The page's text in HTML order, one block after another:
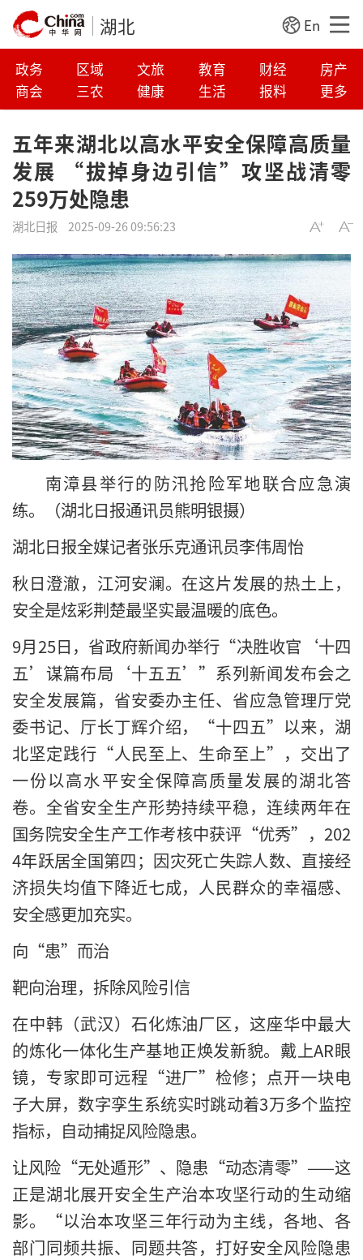
湖北 En
政务 区域 文旅 教育 财经
房产
商会
三农 健康 生活 报料 更多
五年来湖北以高水平安全保障高质量
发展 “拔掉身边引信”攻坚战清零
259万处隐患
湖北日报 2025-09-26 09:56:23
南漳县举行的防汛抢险军地联合应急演
练。（湖北日报通讯员熊明银摄）
湖北日报全媒记者张乐克通讯员李伟周怡
秋日澄澈，江河安澜。在这片发展的热土上，
安全是炫彩荆楚最坚实最温暖的底色。
9月25日，省政府新闻办举行“决胜收官‘十四
五’谋篇布局‘十五五’”系列新闻发布会之
安全发展篇，省安委办主任、省应急管理厅党
委书记、厅长丁辉介绍，“十四五”以来，湖
北坚定践行“人民至上、生命至上”，交出了
一份以高水平安全保障高质量发展的湖北答
卷。全省安全生产形势持续平稳，连续两年在
国务院安全生产工作考核中获评“优秀”，202
4年跃居全国第四；因灾死亡失踪人数、直接经
济损失均值下降近七成，人民群众的幸福感、
安全感更加充实。
向“患”而治
靶向治理，拆除风险引信
在中韩（武汉）石化炼油厂区，这座华中最大
的炼化一体化生产基地正焕发新貌。戴上AR眼
镜，专家即可远程“进厂”检修；点开一块电
子大屏，数字孪生系统实时跳动着3万多个监控
指标，自动捕捉风险隐患。
让风险“无处遁形”、隐患“动态清零”——这
正是湖北展开安全生产治本攻坚行动的生动缩
影。“以治本攻坚三年行动为主线，各地、各
部门同频共振、同题共答，打好安全风险隐患